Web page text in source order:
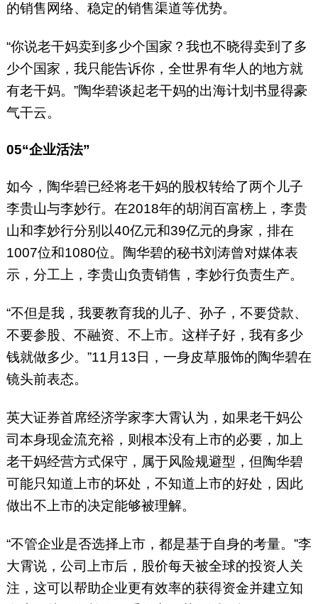
的销售网络、稳定的销售渠道等优势。
“你说老干妈卖到多少个国家？我也不晓得卖到了多
少个国家，我只能告诉你，全世界有华人的地方就
有老干妈。”陶华碧谈起老干妈的出海计划书显得豪
气干云。
05“企业活法”
如今，陶华碧已经将老干妈的股权转给了两个儿子
李贵山与李妙行。在2018年的胡润百富榜上，李贵
山和李妙行分别以40亿元和39亿元的身家，排在
1007位和1080位。陶华碧的秘书刘涛曾对媒体表
示，分工上，李贵山负责销售，李妙行负责生产。
“不但是我，我要教育我的儿子、孙子，不要贷款、
不要参股、不融资、不上市。这样子好，我有多少
钱就做多少。”11月13日，一身皮草服饰的陶华碧在
镜头前表态。
英大证券首席经济学家李大霄认为，如果老干妈公
司本身现金流充裕，则根本没有上市的必要，加上
老干妈经营方式保守，属于风险规避型，但陶华碧
可能只知道上市的坏处，不知道上市的好处，因此
做出不上市的决定能够被理解。
“不管企业是否选择上市，都是基于自身的考量。”李
大霄说，公司上市后，股价每天被全球的投资人关
注，这可以帮助企业更有效率的获得资金并建立知